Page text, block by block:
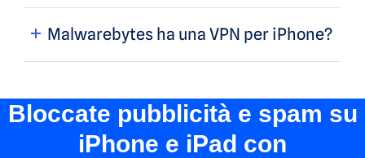
Malwarebytes ha una VPN per iPhone?
Bloccate pubblicità e spam su
iPhone e iPad con